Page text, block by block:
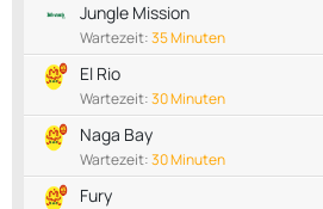
Jungle Mission
Wartezeit:35 Minuten
El Rio
Wartezeit:30 Minuten
Naga Bay
Wartezeit:30 Minuten
Fury